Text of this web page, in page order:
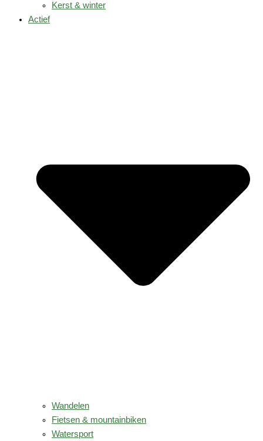
Kerst & winter
Actief
Wandelen
Fietsen & mountainbiken
Watersport